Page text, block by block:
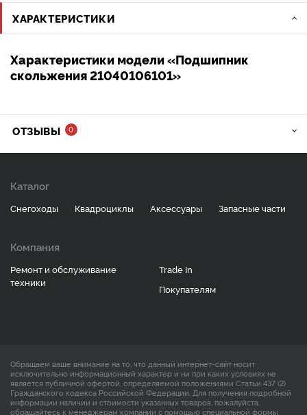
ХАРАКТЕРИСТИКИ
Характеристики модели «Подшипник
скольжения 21040106101»
ОТЗЫВЫ 0
Каталог
Снегоходы Квадроциклы Аксессуары Запасные части
Компания
Ремонт и обслуживание
техники
Trade In
Покупателям
Обращаем ваше внимание на то, что данный интернет-сайт носит
исключительно информационный характер и ни при каких условиях не
является публичной офертой, определяемой положениями Статьи 437 (2)
Гражданского кодекса Российской Федерации. Для получения подробной
информации наличии и стоимости указанных товаров, пожалуйста,
обращайтесь к менеджерам компании с помощью специальной формы